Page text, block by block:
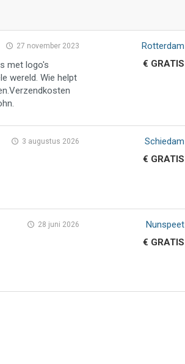
27 november 2023
met logo's
wereld. Wie helpt
Rotterdam
€ GRATIS
3 augustus 2026
Schiedam
€ GRATIS
28 juni 2026
Nunspeet
€ GRATIS